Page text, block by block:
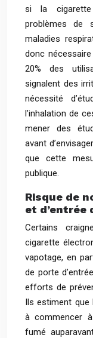
si la cigarette
problèmes de
maladies
donc
20% des
signalent des
nécessité
l’inhalation de
mener des
avant
que cette
publique.
Risque de
et d’entrée
Certains
cigarette
vapotage, en
de porte
efforts de
Ils estiment que
à commencer à
fumé